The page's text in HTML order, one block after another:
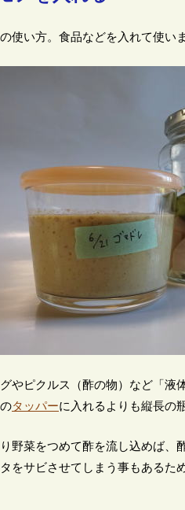
使い方。食品などを入れて使いま
グやピクルス（酢の物）など「
タッパーに入れるよりも縦長の
野菜をつめて酢を流し込めば、
をサビさせてしまう事もあるた